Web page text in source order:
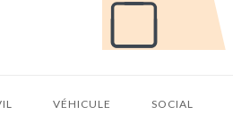
VÉHICULE SOCIAL